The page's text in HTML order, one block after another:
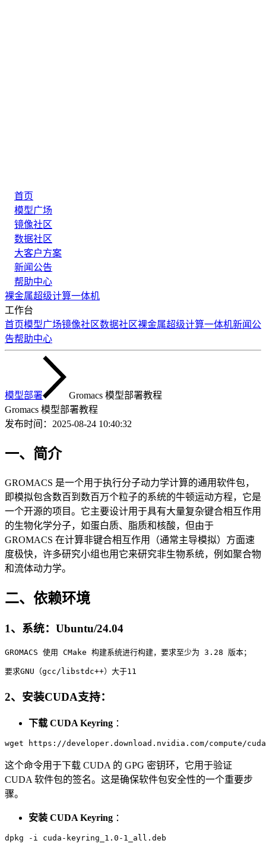
首页
模型广场
镜像社区
数据社区
大客户方案
新闻公告
帮助中心
裸金属超级计算一体机
工作台
首页模型广场镜像社区数据社区裸金属超级计算一体机新闻公
告帮助中心
模型部署
Gromacs 模型部署教程
Gromacs 模型部署教程
发布时间： 2025-08-24 10:40:32
一、简介
GROMACS 是一个用于执行分子动力学计算的通用软件包，
即模拟包含数百到数百万个粒子的系统的牛顿运动方程，它是
一个开源的项目。它主要设计用于具有大量复杂键合相互作用
的生物化学分子，如蛋白质、脂质和核酸，但由于
GROMACS 在计算非键合相互作用（通常主导模拟）方面速
度极快，许多研究小组也用它来研究非生物系统，例如聚合物
和流体动力学。
二、依赖环境
1、系统：Ubuntu/24.04
GROMACS 使用 CMake 构建系统进行构建，要求至少为 3 . 28
2、安装CUDA支持：
下载 CUDA Keyring ：
这个命令用于下载 CUDA 的 GPG 密钥环，它用于验证
CUDA 软件包的签名。这是确保软件包安全性的一个重要步
骤。
安装 CUDA Keyring ：